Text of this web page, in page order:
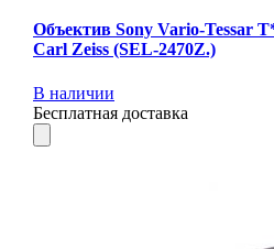
Объектив Sony Vario-Tessar
Carl Zeiss (SEL-2470Z.)
В наличии
Бесплатная доставка